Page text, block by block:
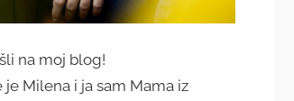
na moj blog!
je Milena i ja sam Mama iz